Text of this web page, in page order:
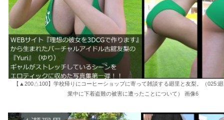
【▲200△100】学校帰りにコーヒーショップに寄って雑談する廻里と友梨。（025:
業中に下着盗難の被害に遭ったことについて） 画像6